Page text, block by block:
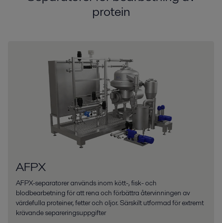
protein
AFPX
AFPX-separatorer används inom kött-, fisk- och
blodbearbetning för att rena och förbättra återvinningen av
värdefulla proteiner, fetter och oljor. Särskilt utformad för extremt
krävande separeringsuppgifter